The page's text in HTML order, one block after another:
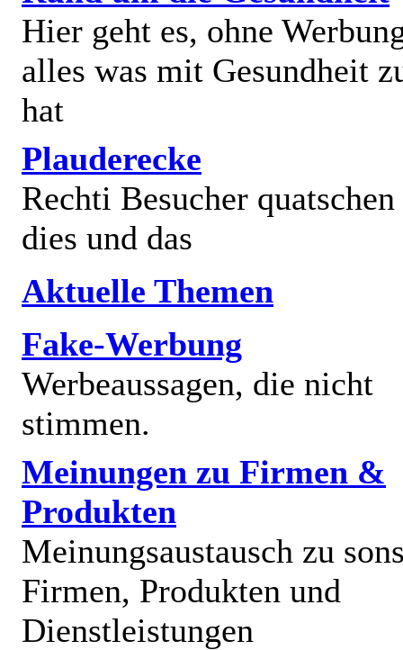
Hier geht es, ohne
alles was mit Gesundheit
hat
Plauderecke
Rechti Besucher
dies und das
Aktuelle Themen
Fake-Werbung
Werbeaussagen, die nicht
stimmen.
Meinungen zu Firmen &
Produkten
Meinungsaustausch zu
Firmen, Produkten und
Dienstleistungen